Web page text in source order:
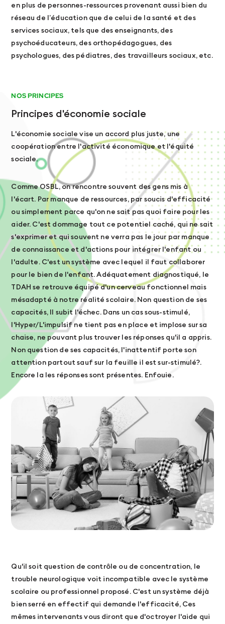
en plus de personnes-ressources provenant aussi bien du
réseau de l’éducation que de celui de la santé et des
services sociaux, tels que des enseignants, des
psychoéducateurs, des orthopédagogues, des
psychologues, des pédiatres, des travailleurs sociaux, etc.
NOS PRINCIPES
Principes d'économie sociale
L'économie sociale vise un accord plus juste, une
coopération entre l'activité économique et l'équité
sociale.
Comme OSBL, on rencontre souvent des gens mis à
l'écart. Par manque de ressources, par soucis d'efficacité
ou simplement parce qu'on ne sait pas quoi faire pour les
aider. C'est dommage tout ce potentiel caché, qui ne sait
s'exprimer et qui souvent ne verra pas le jour par manque
de connaissance et d'actions pour intégrer l'enfant ou
l'adulte. C'est un système avec lequel il faut collaborer
pour le bien de l'enfant. Adéquatement diagnostiqué, le
TDAH se retrouve équipé d'un cerveau fonctionnel mais
mésadapté à notre réalité scolaire. Non question de ses
capacités, Il subit l'échec. Dans un cas sous-stimulé,
l'Hyper/L'impulsif ne tient pas en place et implose sur sa
chaise, ne pouvant plus trouver les réponses qu'il a appris.
Non question de ses capacités, l'inattentif porte son
attention partout sauf sur la feuille il est sur-stimulé?.
Encore la les réponses sont présentes. Enfouie.
Qu'il soit question de contrôle ou de concentration, le
trouble neurologique voit incompatible avec le système
scolaire ou professionnel proposé. C'est un système déjà
bien serré en effectif qui demande l'efficacité, Ces
mêmes intervenants vous diront que d'octroyer l'aide qui